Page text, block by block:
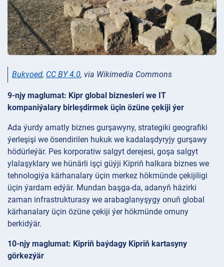
Bukvoed, CC BY 4.0, via Wikimedia Commons
9-njy maglumat: Kipr global biznesleri we IT
kompaniýalary birleşdirmek üçin özüne çekiji ýer
Ada ýurdy amatly biznes gurşawyny, strategiki geografiki
ýerleşişi we ösendirilen hukuk we kadalaşdyryjy gurşawy
hödürleýär. Pes korporatiw salgyt derejesi, goşa salgyt
ylalaşyklary we hünärli işçi güýji Kipriň halkara biznes we
tehnologiýa kärhanalary üçin merkez hökmünde çekijiligi
üçin ýardam edýär. Mundan başga-da, adanyň häzirki
zaman infrastrukturasy we arabaglanyşygy onuň global
kärhanalary üçin özüne çekiji ýer hökmünde ornuny
berkidýär.
10-njy maglumat: Kipriň baýdagy Kipriň kartasyny
görkezýär